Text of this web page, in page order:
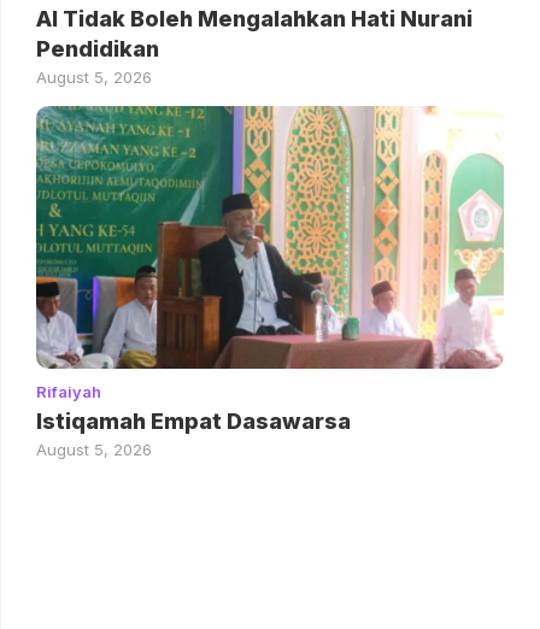
AI Tidak Boleh Mengalahkan Hati Nurani
Pendidikan
August 5, 2026
Rifaiyah
Istiqamah Empat Dasawarsa
August 5, 2026